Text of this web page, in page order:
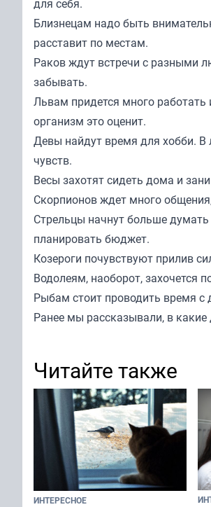
для себя.
Близнецам надо быть
расставит по местам.
Раков ждут встречи с разными
забывать.
Львам придется много
организм это оценит.
Девы найдут время для хобби.
чувств.
Весы захотят сидеть дома и
Скорпионов ждет много
Стрельцы начнут больше думать
планировать бюджет.
Козероги почувствуют прилив
Водолеям, наоборот, захочется
Рыбам стоит проводить время с
Ранее мы рассказывали, в
Читайте также
ИНТЕРЕСНОЕ